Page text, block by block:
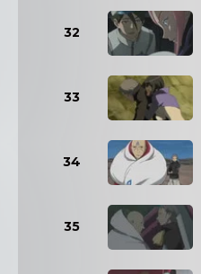
32
33
34
35